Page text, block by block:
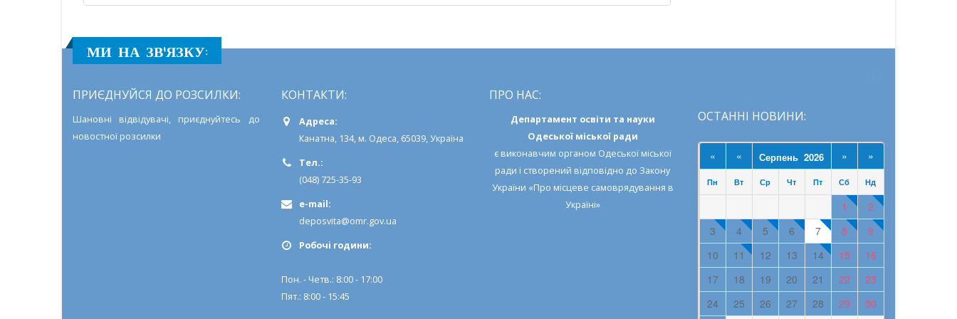
понад
МИ НА ЗВ'ЯЗКУ:
ПРИЄДНУЙСЯ ДО РОЗСИЛКИ:
Шановні відвідувачі, приєднуйтесь до
новостної розсилки
КОНТАКТИ:
Адреса:
Канатна, 134, м. Одеса, 65039, Україна
Тел.:
(048) 725-35-93
e-mail:
deposvita@omr.gov.ua
Робочi години:
Пон. - Четв.: 8:00 - 17:00
Пят.: 8:00 - 15:45
ПРО НАС:
Департамент освіти та науки
Одеської міської ради
є виконавчим органом Одеської міської
ради і створений відповідно до Закону
України «Про місцеве самоврядування в
Україні»
ОСТАННІ НОВИНИ:
« « Серпень 2026 » »
Пн Вт Ср Чт Пт Сб Нд
1
2
3
4 5 6 7 8
9
10
11 12 13 14 15
16
17
18 19 20 21 22
23
24
25 26 27 28 29 30